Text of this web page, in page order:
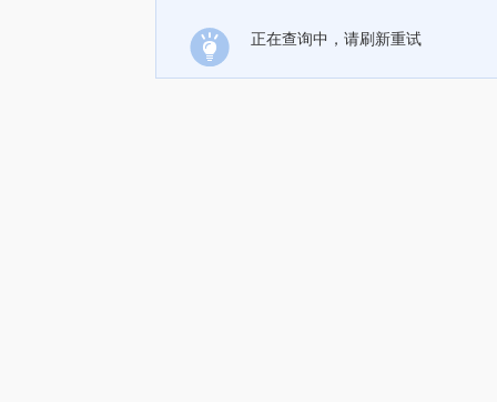
正在查询中，请刷新重试